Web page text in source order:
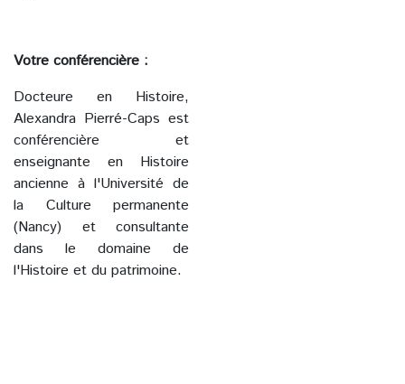
Votre conférencière :
Docteure en Histoire,
Alexandra Pierré-Caps est
conférencière et
enseignante en Histoire
ancienne à l'Université de
la Culture permanente
(Nancy) et consultante
dans le domaine de
l'Histoire et du patrimoine.